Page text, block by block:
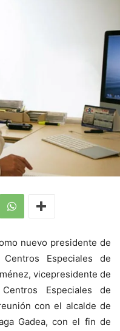
nuevo presidente de
Especiales de
vicepresidente de
Especiales de
con el alcalde de
Gadea, con el fin de